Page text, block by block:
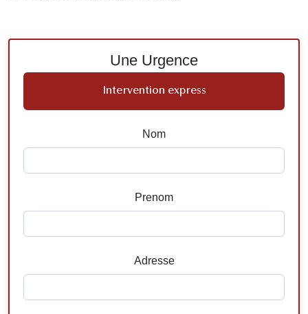
Une Urgence
Intervention express
Nom
Prenom
Adresse